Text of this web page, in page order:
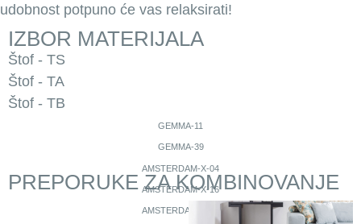
udobnost potpuno će vas relaksirati!
IZBOR MATERIJALA
Štof - TS
Štof - TA
Štof - TB
GEMMA-11
GEMMA-39
AMSTERDAM-X-04
AMSTERDAM-X-16
AMSTERDAM-X-34
PREPORUKE ZA KOMBINOVANJE